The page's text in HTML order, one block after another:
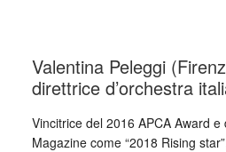
Valentina Peleggi
direttrice d’orchestra
Vincitrice del 2016 APCA Award
Magazine come “2018 Rising